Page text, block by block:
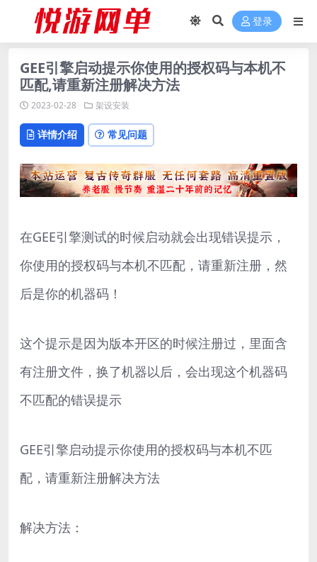
登录
GEE引擎启动提示你使用的授权码与本机不
匹配,请重新注册解决方法
2023-02-28 架设安装
详情介绍 常见问题
在GEE引擎测试的时候启动就会出现错误提示，
你使用的授权码与本机不匹配，请重新注册，然
后是你的机器码！
这个提示是因为版本开区的时候注册过，里面含
有注册文件，换了机器以后，会出现这个机器码
不匹配的错误提示
GEE引擎启动提示你使用的授权码与本机不匹
配，请重新注册解决方法
解决方法：